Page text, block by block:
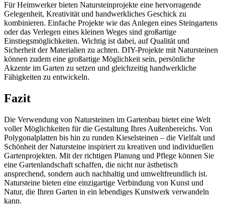
Für Heimwerker bieten Natursteinprojekte eine hervorragende
Gelegenheit, Kreativität und handwerkliches Geschick zu
kombinieren. Einfache Projekte wie das Anlegen eines Steingartens
oder das Verlegen eines kleinen Weges sind großartige
Einstiegsmöglichkeiten. Wichtig ist dabei, auf Qualität und
Sicherheit der Materialien zu achten. DIY-Projekte mit Natursteinen
können zudem eine großartige Möglichkeit sein, persönliche
Akzente im Garten zu setzen und gleichzeitig handwerkliche
Fähigkeiten zu entwickeln.
Fazit
Die Verwendung von Natursteinen im Gartenbau bietet eine Welt
voller Möglichkeiten für die Gestaltung Ihres Außenbereichs. Von
Polygonalplatten bis hin zu runden Kieselsteinen – die Vielfalt und
Schönheit der Natursteine inspiriert zu kreativen und individuellen
Gartenprojekten. Mit der richtigen Planung und Pflege können Sie
eine Gartenlandschaft schaffen, die nicht nur ästhetisch
ansprechend, sondern auch nachhaltig und umweltfreundlich ist.
Natursteine bieten eine einzigartige Verbindung von Kunst und
Natur, die Ihren Garten in ein lebendiges Kunstwerk verwandeln
kann.